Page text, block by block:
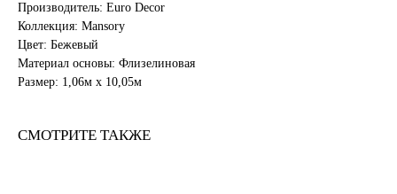
Производитель: Euro Decor
Коллекция: Mansory
Цвет: Бежевый
Материал основы: Флизелиновая
Размер: 1,06м х 10,05м
СМОТРИТЕ ТАКЖЕ